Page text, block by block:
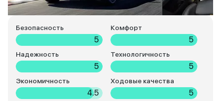
Безопасность
5
Комфорт
5
Надежность
5
Технологичность
5
Экономичность
4.5
Ходовые качества
5